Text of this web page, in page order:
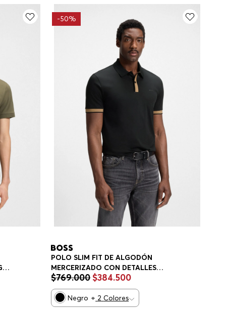
-50%
POLO SLIM FIT DE ALGODÓN
MERCERIZADO CON DETALLES
ESTRUCTURADOS POLO SLIM FIT
HOMBRE
$769.000 $384.500
Negro + 2 Colores